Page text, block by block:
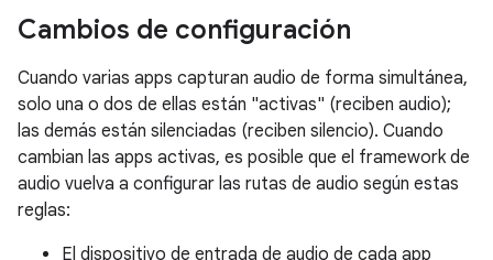
Cambios de configuración
Cuando varias apps capturan audio de forma simultánea,
solo una o dos de ellas están "activas" (reciben audio);
las demás están silenciadas (reciben silencio). Cuando
cambian las apps activas, es posible que el framework de
audio vuelva a configurar las rutas de audio según estas
reglas:
El dispositivo de entrada de audio de cada app